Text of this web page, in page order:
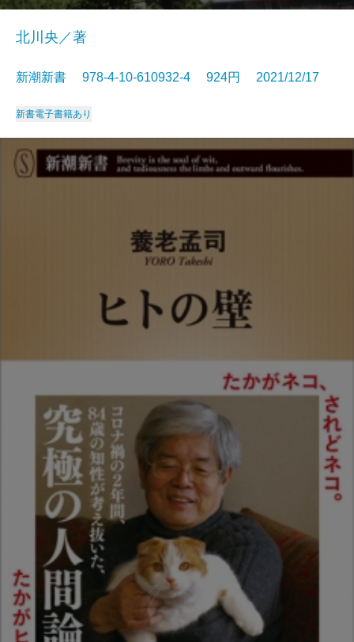
北川央／著
新潮新書 978-4-10-610932-4 924円 2021/12/17
新書電子書籍あり